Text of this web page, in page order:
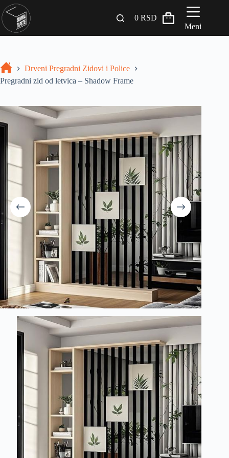
Drveni Pregradni Zidovi i Police
Građevinski materijali
INSPIRACIJA I IDEJE
BLOG
+381 65 558 4000
0RSD
Meni
Drveni Pregradni Zidovi i Police
Pregradni zid od letvica – Shadow Frame